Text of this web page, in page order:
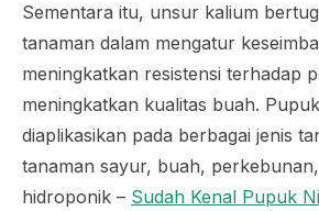
Sementara itu, unsur kalium
tanaman dalam mengatur
meningkatkan resistensi terhadap
meningkatkan kualitas buah.
diaplikasikan pada berbagai jenis
tanaman sayur, buah,
hidroponik – Sudah Kenal Pupuk